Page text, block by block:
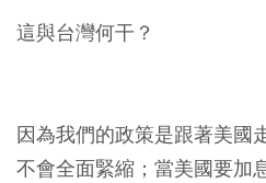
這與台灣何干？
因為我們的政策是跟著美國
不會全面緊縮；當美國要加